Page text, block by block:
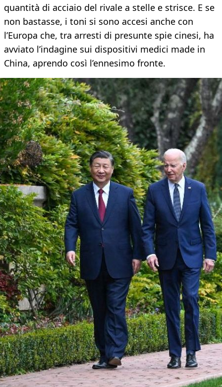
quantità di acciaio del rivale a stelle e strisce. E se
non bastasse, i toni si sono accesi anche con
l’Europa che, tra arresti di presunte spie cinesi, ha
avviato l’indagine sui dispositivi medici made in
China, aprendo così l’ennesimo fronte.